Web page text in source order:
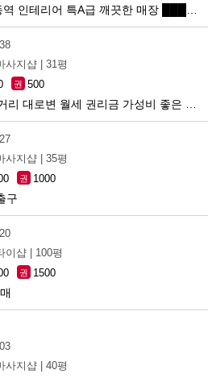
사지샵 | 31평
권 500
사지샵 | 35평
권 1000
구
이샵 | 100평
권 1500
사지샵 | 40평